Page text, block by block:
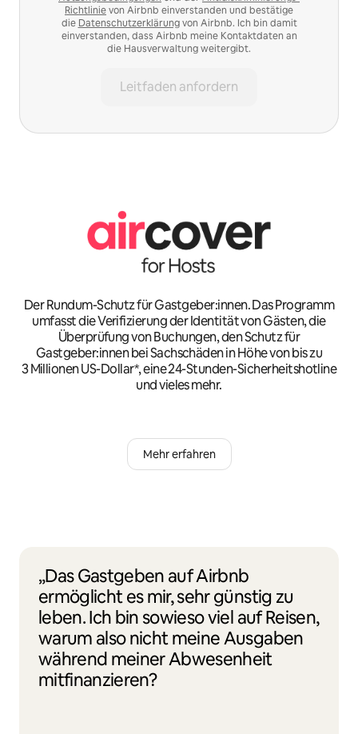
Richtlinievon Airbnb einverstanden und bestätige
die Datenschutzerklärungvon Airbnb. Ich bin damit
einverstanden, dass Airbnb meine Kontaktdaten an
die Hausverwaltung weitergibt.
Leitfaden anfordern
Der Rundum-Schutz für Gastgeber:innen. Das Programm
umfasst die Verifizierung der Identität von Gästen, die
Überprüfung von Buchungen, den Schutz für
Gastgeber:innen bei Sachschäden in Höhe von bis zu
3 Millionen US-Dollar*, eine 24-Stunden-Sicherheitshotline
und vieles mehr.
Mehr erfahren
„Das Gastgeben auf Airbnb
ermöglicht es mir, sehr günstig zu
leben. Ich bin sowieso viel auf Reisen,
warum also nicht meine Ausgaben
während meiner Abwesenheit
mitfinanzieren?